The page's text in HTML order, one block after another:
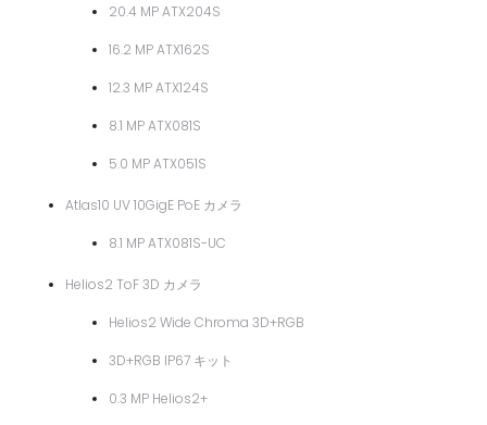
20.4 MP ATX204S
16.2 MP ATX162S
12.3 MP ATX124S
8.1 MP ATX081S
5.0 MP ATX051S
Atlas10 UV 10GigE PoE カメラ
8.1 MP ATX081S-UC
Helios2 ToF 3D カメラ
Helios2 Wide Chroma 3D+RGB
3D+RGB IP67 キット
0.3 MP Helios2+